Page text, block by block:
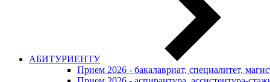
АБИТУРИЕНТУ
Прием 2026 - бакалавриат, специалитет,